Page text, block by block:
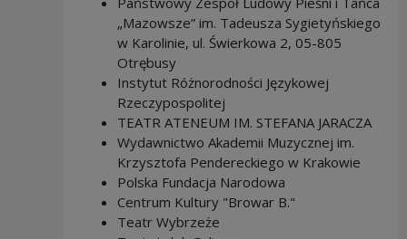
„Mazowsze” im. Tadeusza Sygietyńskiego
w Karolinie, ul. Świerkowa 2, 05-805
Otrębusy
Instytut Różnorodności Językowej
Rzeczypospolitej
TEATR ATENEUM IM. STEFANA JARACZA
Wydawnictwo Akademii Muzycznej im.
Krzysztofa Pendereckiego w Krakowie
Polska Fundacja Narodowa
Centrum Kultury "Browar B."
Teatr Wybrzeże